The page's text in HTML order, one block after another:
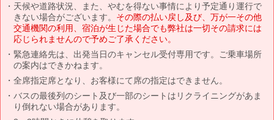
天候や道路状況、また、やむを得ない事情により予定通り運行で
きない場合がございます。 その際の払い戻し及び、万が一その他
交通機関の利用、宿泊が生じた場合でも弊社は一切その請求には
応じられませんので予めご了承ください。
緊急連絡先は、出発当日のキャンセル受付専用です。ご乗車場所
の案内はできかねます。
全席指定席となり、お客様にて席の指定はできません。
バスの最後列のシート及び一部のシートはリクライニングがあま
り倒れない場合があります。